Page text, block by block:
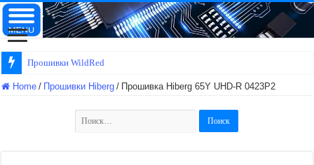
Прошивки WildRed
Home / Прошивки Hiberg / Прошивка Hiberg 65Y UHD-R 0423Р2
Найти: